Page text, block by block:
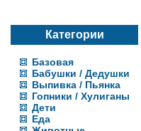
Категории
Базовая
Бабушки / Дедушки
Выпивка / Пьянка
Гопники / Хулиганы
Дети
Еда